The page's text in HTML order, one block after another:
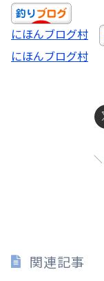
にほんブログ村
にほんブログ村
関連記事